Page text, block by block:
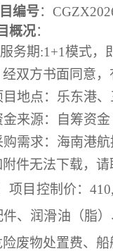
编号：
概况：
务期:1+1模式，
双方书面同意
地点： 乐东港
金来源：自筹资金
需求： 海南港
件无法下载，
项目控制价：
件、润滑油（脂
废物处置费、